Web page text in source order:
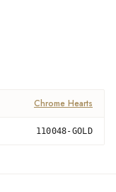
Chrome Hearts
110048-GOLD